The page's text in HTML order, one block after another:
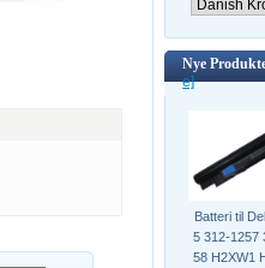
Nye
e]
Batteri til
5 312-1257
58 H2XW1